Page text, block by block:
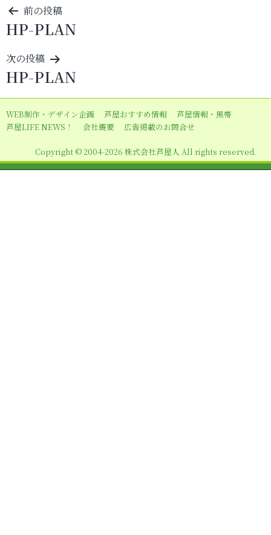
投
稿
ナ
ビ
ゲ
ー
シ
ン
前の投稿
HP-PLAN
次の投稿
HP-PLAN
WEB制作・デザイン企画 芦屋おすすめ情報
芦屋情報・黒帯
芦屋LIFE NEWS！
会社概要 広告掲載のお問合せ
Copyright © 2004-2026 株式会社芦屋人 All rights reserved.